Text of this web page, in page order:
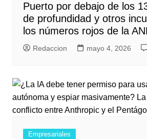
Puerto por debajo de los
de profundidad y otros
los números rojos de la
Redaccion mayo 4, 2026
Empresariales